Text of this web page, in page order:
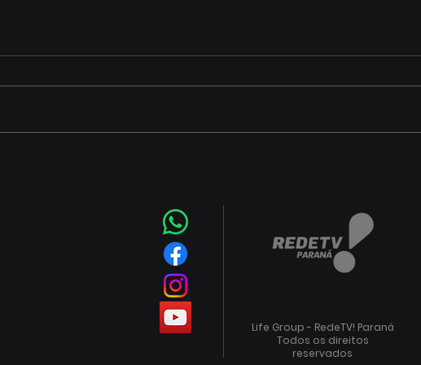
Life Group - RedeTV! Paraná
Todos os direitos
reservados